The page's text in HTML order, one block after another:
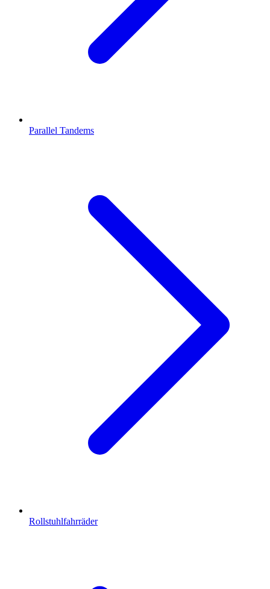
Parallel Tandems
Rollstuhlfahrräder